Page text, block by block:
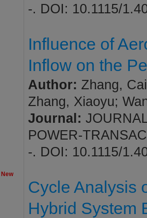
New
-. DOI: 10.1115/
Influence of
Inflow on the
Author: Zhang,
Zhang, Xiaoyu;
Journal:
POWER-
-. DOI: 10.1115/
Cycle Analysis
Hybrid System